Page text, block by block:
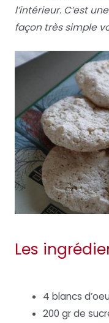
l’intérieur. C’est
façon très simple
Les
4 blancs
200 gr de